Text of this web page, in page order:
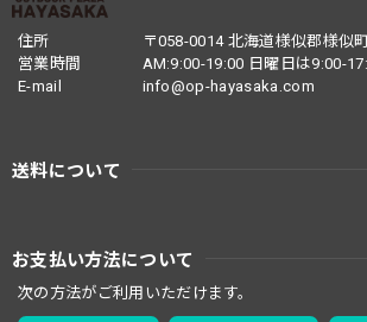
住所
〒058-0014 北海道様似郡様似
営業時間
AM:9:00-19:00 日曜日は9:00-
E-mail
info@op-hayasaka.com
送料について
お支払い方法について
次の方法がご利用いただけます。